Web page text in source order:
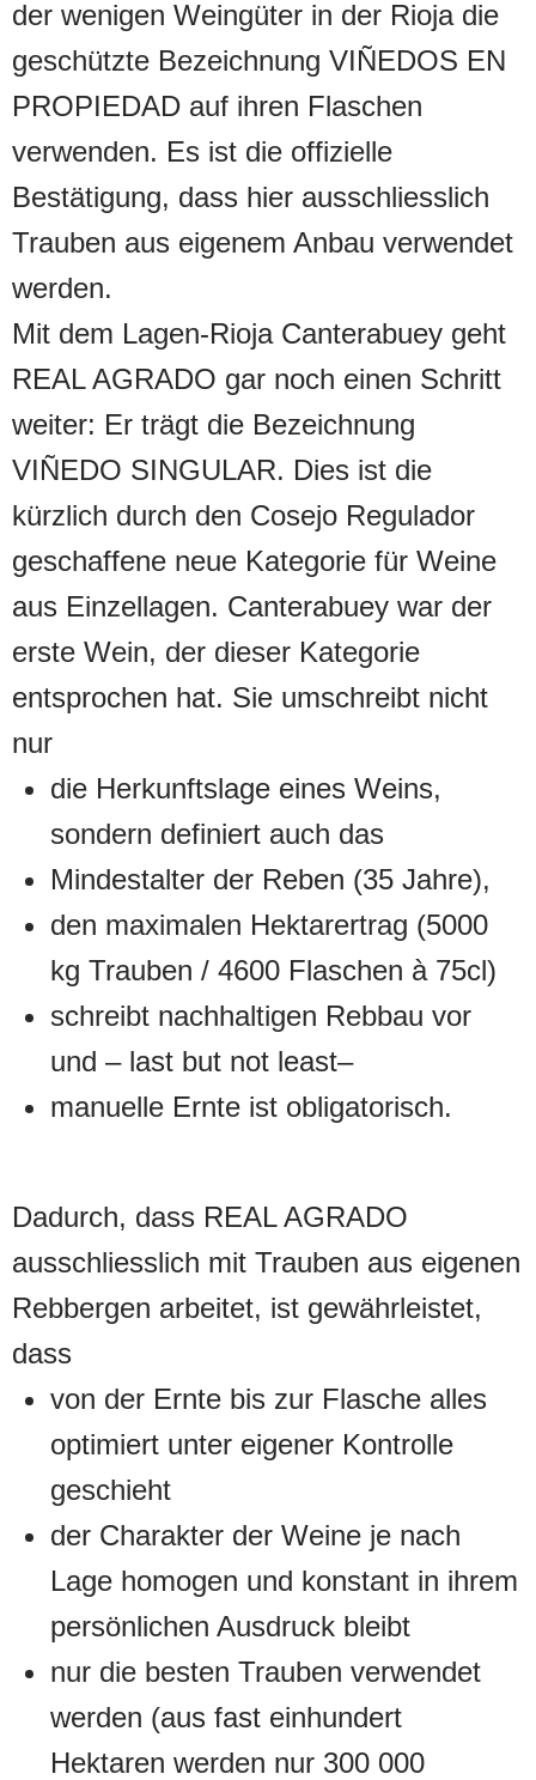
der wenigen Weingüter in der Rioja die
geschützte Bezeichnung VIÑEDOS EN
PROPIEDAD auf ihren Flaschen
verwenden. Es ist die offizielle
Bestätigung, dass hier ausschliesslich
Trauben aus eigenem Anbau verwendet
werden.
Mit dem Lagen-Rioja Canterabuey geht
REAL AGRADO gar noch einen Schritt
weiter: Er trägt die Bezeichnung
VIÑEDO SINGULAR. Dies ist die
kürzlich durch den Cosejo Regulador
geschaffene neue Kategorie für Weine
aus Einzellagen. Canterabuey war der
erste Wein, der dieser Kategorie
entsprochen hat. Sie umschreibt nicht
nur
die Herkunftslage eines Weins,
sondern definiert auch das
Mindestalter der Reben (35 Jahre),
den maximalen Hektarertrag (5000
kg Trauben / 4600 Flaschen à 75cl)
schreibt nachhaltigen Rebbau vor
und – last but not least–
manuelle Ernte ist obligatorisch.
Dadurch, dass REAL AGRADO
ausschliesslich mit Trauben aus eigenen
Rebbergen arbeitet, ist gewährleistet,
dass
von der Ernte bis zur Flasche alles
optimiert unter eigener Kontrolle
geschieht
der Charakter der Weine je nach
Lage homogen und konstant in ihrem
persönlichen Ausdruck bleibt
nur die besten Trauben verwendet
werden (aus fast einhundert
Hektaren werden nur 300 000